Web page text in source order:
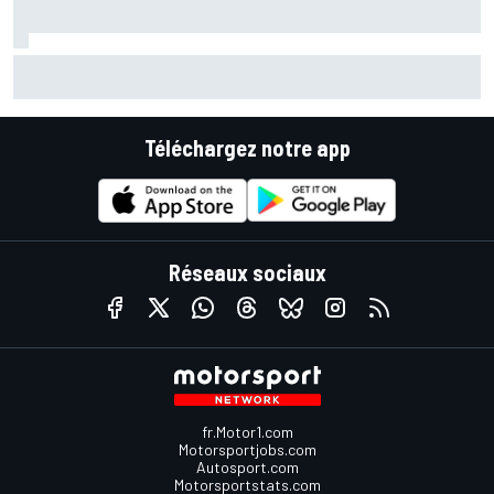
Téléchargez notre app
Réseaux sociaux
fr.Motor1.com
Motorsportjobs.com
Autosport.com
Motorsportstats.com